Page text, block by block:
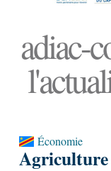
adiac-
Économie
Agriculture